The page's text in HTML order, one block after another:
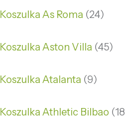
Koszulka As Roma 24
Koszulka Aston Villa 45
Koszulka Atalanta 9
Koszulka Athletic Bilbao 18